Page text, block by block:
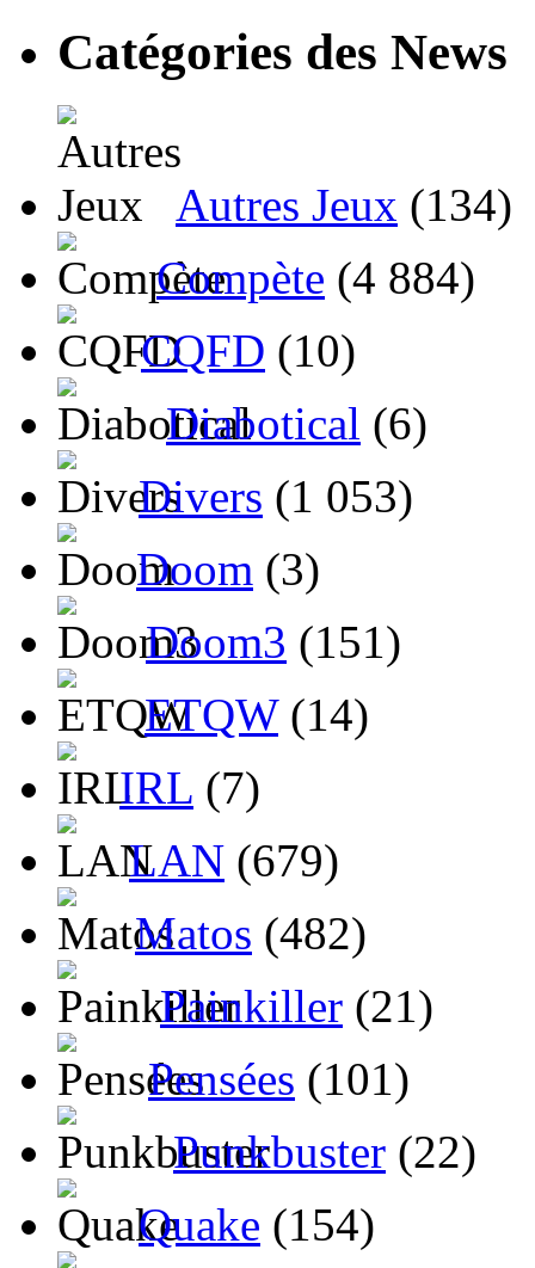
Catégories des News
Autres Jeux (134)
Compète (4 884)
CQFD (10)
Diabotical (6)
Divers (1 053)
Doom (3)
Doom3 (151)
ETQW(14)
IRL (7)
LAN (679)
Matos (482)
Painkiller (21)
Pensées (101)
Punkbuster (22)
Quake (154)